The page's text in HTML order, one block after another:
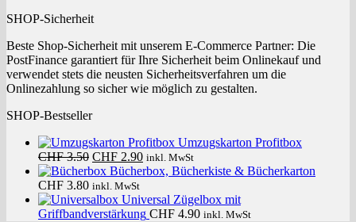
SHOP-Sicherheit
Beste Shop-Sicherheit mit unserem E-Commerce Partner: Die
PostFinance garantiert für Ihre Sicherheit beim Onlinekauf und
verwendet stets die neusten Sicherheitsverfahren um die
Onlinezahlung so sicher wie möglich zu gestalten.
SHOP-Bestseller
Umzugskarton Profitbox
CHF3.50 Ursprünglicher
Preis
war:
CHF 3.50
CHF 2.90Aktueller
Preis
CHF 2.90.
inkl. MwSt
Bücherbox, Bücherkiste & Bücherkarton
CHF 3.80 inkl. MwSt
Universal Zügelbox mit
Griffbandverstärkung CHF 4.90 inkl. MwSt